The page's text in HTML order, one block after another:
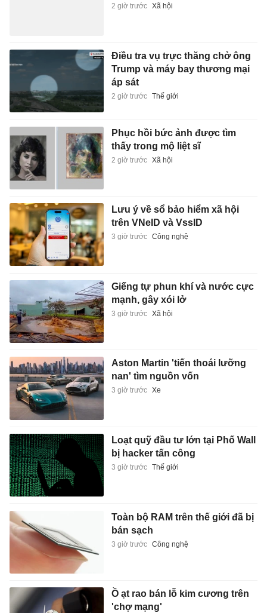
2 giờ trước Xã hội
Điều tra vụ trực thăng chở ông
Trump và máy bay thương mại
áp sát
2 giờ trước Thế giới
Phục hồi bức ảnh được tìm
thấy trong mộ liệt sĩ
2 giờ trước Xã hội
Lưu ý về sổ bảo hiểm xã hội
trên VNeID và VssID
3 giờ trước Công nghệ
Giếng tự phun khí và nước cực
mạnh, gây xói lở
3 giờ trước Xã hội
Aston Martin 'tiến thoái lưỡng
nan' tìm nguồn vốn
3 giờ trước Xe
Loạt quỹ đầu tư lớn tại Phố Wall
bị hacker tấn công
3 giờ trước Thế giới
Toàn bộ RAM trên thế giới đã bị
bán sạch
3 giờ trước Công nghệ
Ồ ạt rao bán lỗ kim cương trên
'chợ mạng'